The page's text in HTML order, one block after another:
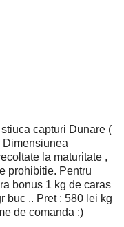
capturi Dunare (
Dimensiunea
la maturitate ,
prohibitie. Pentru
bonus 1 kg de caras
buc .. Pret : 580 lei kg
de comanda :)